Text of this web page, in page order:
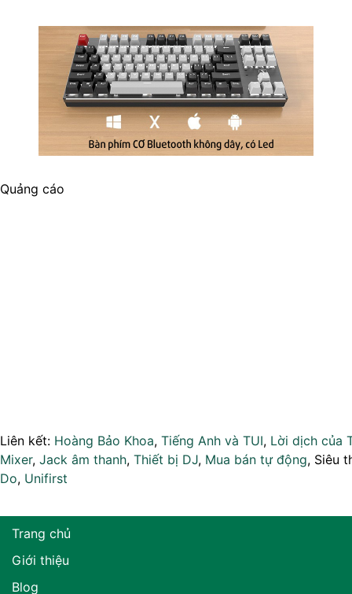
Quảng cáo
Liên kết: Hoàng Bảo Khoa, Tiếng Anh và TUI, Lời dịch của
Mixer, Jack âm thanh, Thiết bị DJ, Mua bán tự động, Siêu
Do, Unifirst
Trang chủ
Giới thiệu
Blog